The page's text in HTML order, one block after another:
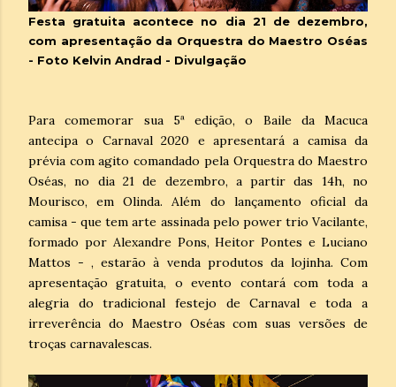
Festa gratuita acontece no dia 21 de dezembro,
com apresentação da Orquestra do Maestro Oséas
- Foto Kelvin Andrad - Divulgação
Para comemorar sua 5ª edição, o Baile da Macuca
antecipa o Carnaval 2020 e apresentará a camisa da
prévia com agito comandado pela Orquestra do Maestro
Oséas, no dia 21 de dezembro, a partir das 14h, no
Mourisco, em Olinda. Além do lançamento oficial da
camisa - que tem arte assinada pelo power trio Vacilante,
formado por Alexandre Pons, Heitor Pontes e Luciano
Mattos - , estarão à venda produtos da lojinha. Com
apresentação gratuita, o evento contará com toda a
alegria do tradicional festejo de Carnaval e toda a
irreverência do Maestro Oséas com suas versões de
troças carnavalescas.